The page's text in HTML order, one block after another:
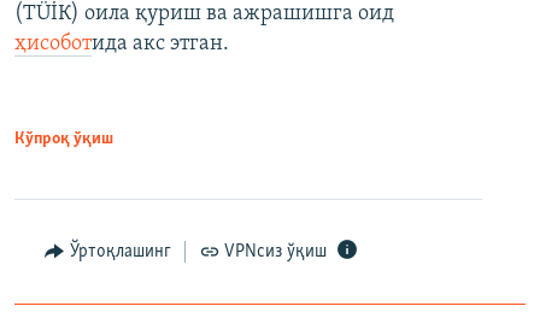
(ТÜİК) оила қуриш ва ажрашишга оид
ҳисоботида акс этган.
Кўпроқ ўқиш
Ўртоқлашинг VPNсиз ўқиш